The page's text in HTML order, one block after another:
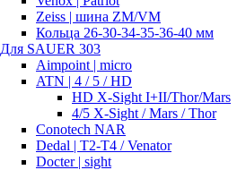
Zeiss | шина ZM/VM
Кольца 26-30-34-35-36-40 мм
Для SAUER 303
Aimpoint | micro
ATN | 4 / 5 / HD
HD X-Sight I+II/Thor/Mars
4/5 X-Sight / Mars / Thor
Conotech NAR
Dedal | T2-T4 / Venator
Docter | sight